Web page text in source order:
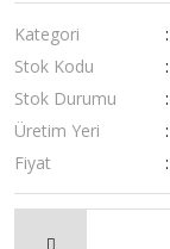
Kategori
Stok Kodu
Stok Durumu
Üretim Yeri
Fiyat